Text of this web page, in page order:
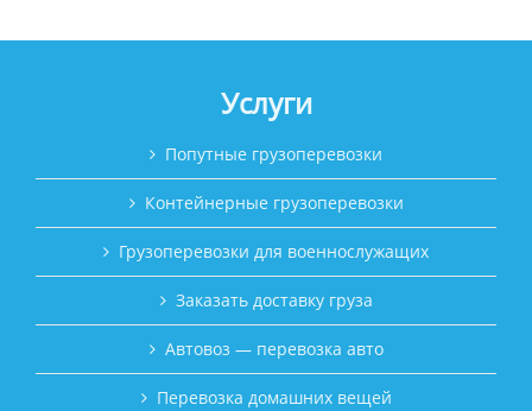
Услуги
Попутные грузоперевозки
Контейнерные грузоперевозки
Грузоперевозки для военнослужащих
Заказать доставку груза
Автовоз — перевозка авто
Перевозка домашних вещей